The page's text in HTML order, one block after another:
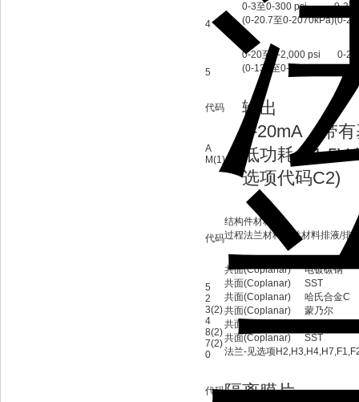
4
0-3至0-300 psi
(0-20.7至0-2070kPa)
0-3
(0-
5
0-20至0-2,000 psi
(0-138至0-13800kPa)
0-
代码 输出
A
M(1)
4-20mA，带
低功耗，1-
选项代码C2)
代码
结构件材料
过程法兰材料
法兰材料排液/排
5
2
3(2)
4
8(2)
7(2)
0
共面(Coplanar)
电镀碳钢
共面(Coplanar)
SST
共面(Coplanar)
哈氏合金C
共面(Coplanar)
蒙乃尔
共面(Coplanar)
共面(Coplanar)
SST
法兰-见选项
代码隔离膜片